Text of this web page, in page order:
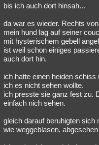
bis ich auch dort hinsah...
da war es wieder. Rechts
mein hund lag auf seiner
mit hysterischem gebell
ist weil schon einiges
auch dort hin.
ich hatte einen heiden
ich es nicht sehen wollte.
ich presste sie ganz fest zu.
einfach nich sehen.
gleich darauf beruhigten sich
wie weggeblasen,